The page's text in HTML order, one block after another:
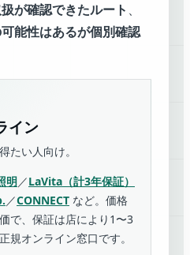
が確認できたルート 、
能性はあるが個別確認
イン
たい人向け。
明／LaVita（計3年保証）
／CONNECT など。価格
で、保証は店により1〜3
規オンライン窓口です。